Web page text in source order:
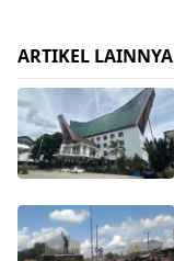
ARTIKEL LAINNYA